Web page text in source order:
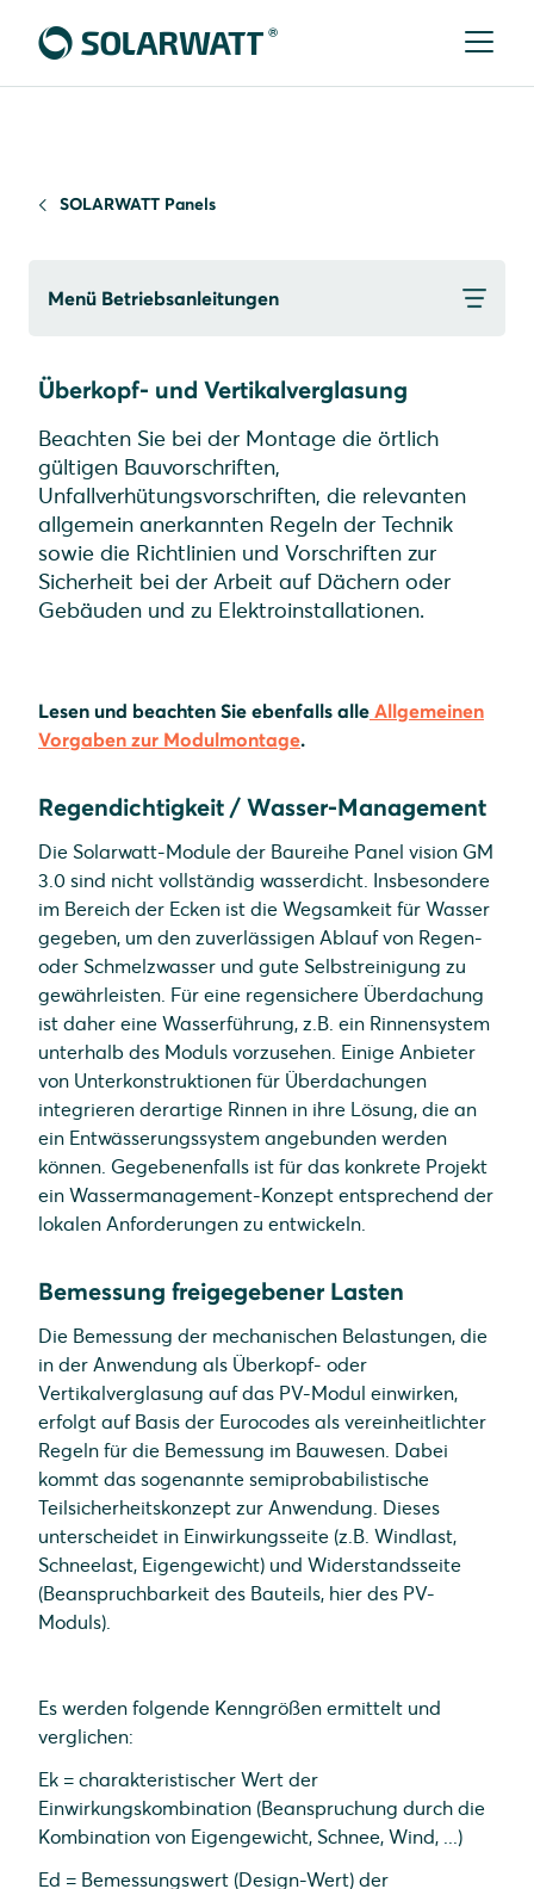
SOLARWATT Panels
Menü Betriebsanleitungen
Überkopf- und Vertikalverglasung
Beachten Sie bei der Montage die örtlich
gültigen Bauvorschriften,
Unfallverhütungsvorschriften, die relevanten
allgemein anerkannten Regeln der Technik
sowie die Richtlinien und Vorschriften zur
Sicherheit bei der Arbeit auf Dächern oder
Gebäuden und zu Elektroinstallationen.
Lesen und beachten Sie ebenfalls alle Allgemeinen
Vorgaben zur Modulmontage.
Regendichtigkeit / Wasser-Management
Die Solarwatt-Module der Baureihe Panel vision GM
3.0 sind nicht vollständig wasserdicht. Insbesondere
im Bereich der Ecken ist die Wegsamkeit für Wasser
gegeben, um den zuverlässigen Ablauf von Regen-
oder Schmelzwasser und gute Selbstreinigung zu
gewährleisten. Für eine regensichere Überdachung
ist daher eine Wasserführung, z.B. ein Rinnensystem
unterhalb des Moduls vorzusehen. Einige Anbieter
von Unterkonstruktionen für Überdachungen
integrieren derartige Rinnen in ihre Lösung, die an
ein Entwässerungssystem angebunden werden
können. Gegebenenfalls ist für das konkrete Projekt
ein Wassermanagement-Konzept entsprechend der
lokalen Anforderungen zu entwickeln.
Bemessung freigegebener Lasten
Die Bemessung der mechanischen Belastungen, die
in der Anwendung als Überkopf- oder
Vertikalverglasung auf das PV-Modul einwirken,
erfolgt auf Basis der Eurocodes als vereinheitlichter
Regeln für die Bemessung im Bauwesen. Dabei
kommt das sogenannte semiprobabilistische
Teilsicherheitskonzept zur Anwendung. Dieses
unterscheidet in Einwirkungsseite (z.B. Windlast,
Schneelast, Eigengewicht) und Widerstandsseite
(Beanspruchbarkeit des Bauteils, hier des PV-
Moduls).
Es werden folgende Kenngrößen ermittelt und
verglichen:
Ek = charakteristischer Wert der
Einwirkungskombination (Beanspruchung durch die
Kombination von Eigengewicht, Schnee, Wind, ...)
Ed = Bemessungswert (Design-Wert) der